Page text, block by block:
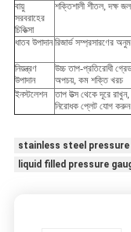
বায়ু
সরবরাহের
চিকিত্সা
শক্তিশালী শীতল, দক্ষ
ধাতব উপাদান রিজার্ভ সম্প্রসারণের
নিয়ন্ত্রণ
উপাদান
উচ্চ তাপ-প্রতিরোধী
অপচয়, কম শক্তি খরচ
ইনস্টলেশন
তাপ উত্স থেকে দূরে
নিরোধক প্লেট যোগ করুন
stainless steel pressure
liquid filled pressure